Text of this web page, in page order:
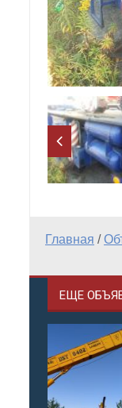
Главная /
ЕЩЕ